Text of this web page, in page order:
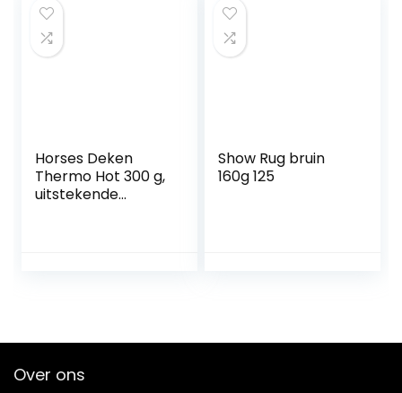
Horses Deken
Thermo Hot 300 g,
uitstekende
Show Rug bruin
160g 125
Over ons